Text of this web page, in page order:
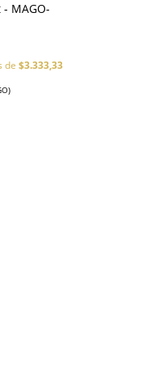
MAGO-
de$3.333,33